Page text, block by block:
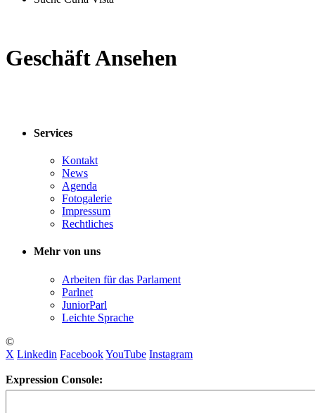
Geschäft Ansehen
Services
Kontakt
News
Agenda
Fotogalerie
Impressum
Rechtliches
Mehr von uns
Arbeiten für das Parlament
Parlnet
JuniorParl
Leichte Sprache
©
X Linkedin FacebookYouTube Instagram
Expression Console: